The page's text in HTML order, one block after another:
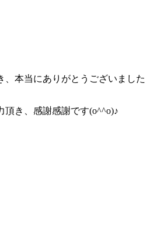
、本当にありがとうございました
頂き、感謝感謝です(o^^o)♪